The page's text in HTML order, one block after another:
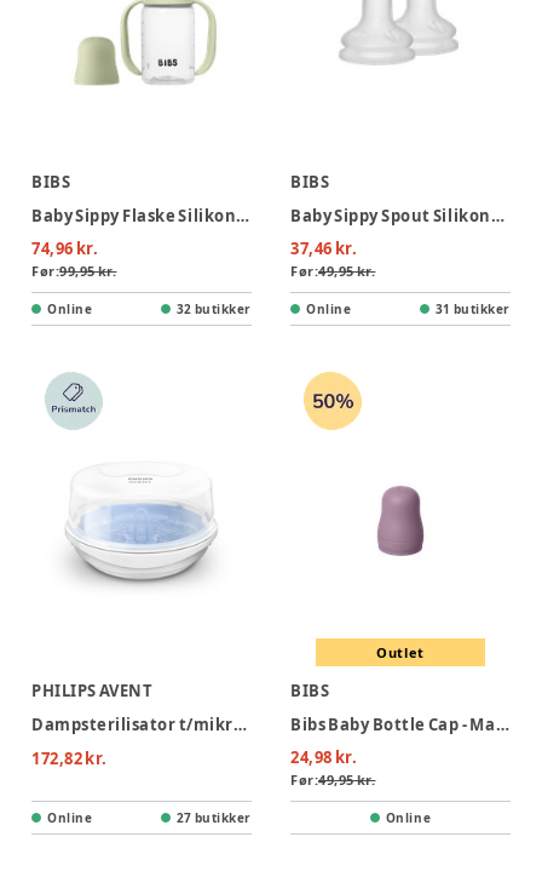
BIBS
Baby Sippy Flaske Silikone 1pk 150 ml - Sage
74,96 kr.
Før:99,95 kr.
Online 32 butikker
BIBS
Baby Sippy Spout Silikone 2pk
37,46 kr.
Før:49,95 kr.
Online 31 butikker
PHILIPS AVENT
Dampsterilisator t/mikrobølge
172,82 kr.
Online 27 butikker
Outlet
BIBS
Bibs Baby Bottle Cap - Mauve
24,98 kr.
Før:49,95 kr.
Online